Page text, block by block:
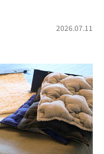
2026.07.11